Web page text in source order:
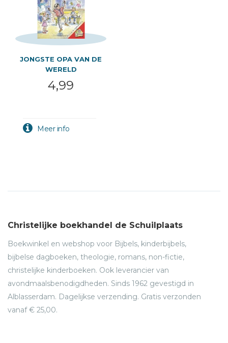
JONGSTE OPA VAN DE
WERELD
4,99
Christelijke boekhandel de Schuilplaats
Boekwinkel en webshop voor Bijbels, kinderbijbels,
bijbelse dagboeken, theologie, romans, non-fictie,
christelijke kinderboeken. Ook leverancier van
avondmaalsbenodigdheden. Sinds 1962 gevestigd in
Alblasserdam. Dagelijkse verzending. Gratis verzonden
vanaf € 25,00.